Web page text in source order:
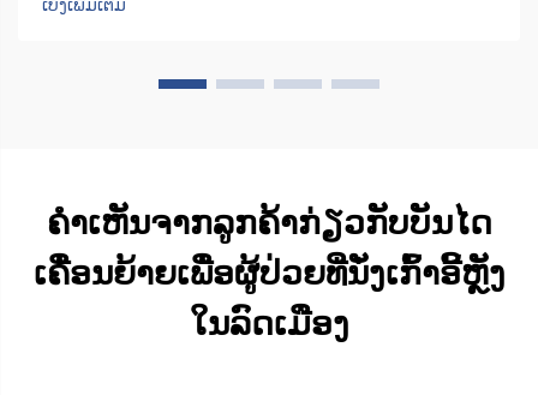
ຊ່ວຍປັ່ນທີ່ນັ່ງໄປ 90 ອົງສາໄປທາງດ້ານປະຕູລົດ ເພື່ອໃຫ້ຜູ້ໃຊ້...
ເບິ່ງເພີ່ມເຕີມ
ຄຳເຫັນຈາກລູກຄ້າກ່ຽວກັບບັນໄດ
ເຄື່ອນຍ້າຍເພື່ອຜູ້ປ່ວຍທີ່ນັ່ງເກົ້າອີ້ຫຼັງ
ໃນລົດເມືອງ